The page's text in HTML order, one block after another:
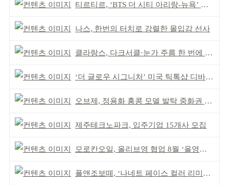
티르티르, ‘BTS 더 시티 아리랑-뉴욕’ 참여
나스, 한번의 터치로 강렬한 몰입감 선사
클라랑스, 다크서클·눈가 주름 한 번에 더블 케어
‘더 글로우 시그니처’ 미국 틱톡샵 디바이스 부문 1위
오브제, 정용화 홍콩 모델 발탁 중화권 공략 강화
제주테크노파크, 입주기업 15개사 모집
모로칸오일, 올리브영 협업 8월 ‘올영픽’ 선정
폴앤조보떼, ‘나네트 페이스 컬러 리미티드’ 출시